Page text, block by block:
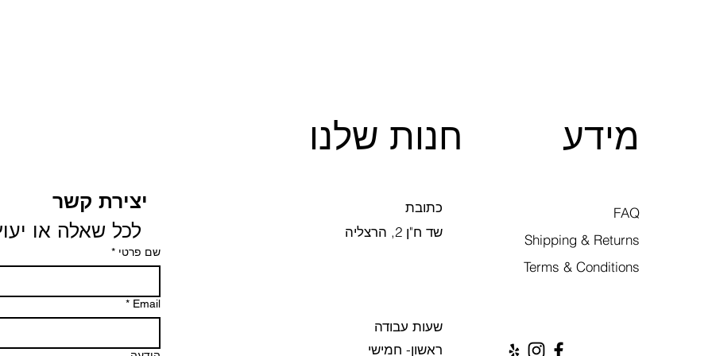
יצירת קשר
לכל שאלה או
שם פרטי *
Email
*
מידע חנות שלנו
FAQ
Shipping & Returns
Terms & Conditions
כתובת
שד ח"ן 2, הרצליה
שעות עבודה
ראשון- חמישי